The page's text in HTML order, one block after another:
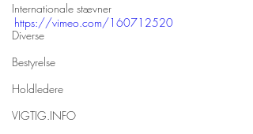
Internationale stævner
Diverse
Bestyrelse
Holdledere
VIGTIG.INFO
https://vimeo.com/160712520